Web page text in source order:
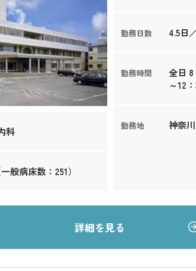
科
般病床数：251）
勤務日数 4.5日
勤務時間
全日
～12
勤務地 神奈
詳細を見る